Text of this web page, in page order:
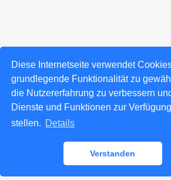
Diese Internetseite verwendet
grundlegende Funktionalität zu
die Nutzererfahrung zu verbessern
Dienste und Funktionen zur
stellen. Details
Verstanden